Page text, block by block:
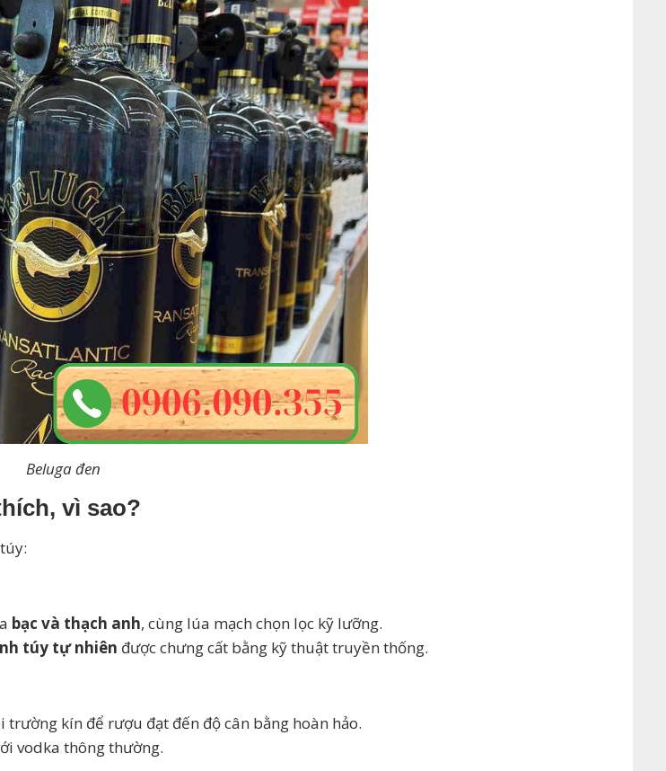
Beluga đen
vì sao?
bạc và thạch anh, cùng lúa mạch chọn lọc kỹ lưỡng.
túy tự nhiên được chưng cất bằng kỹ thuật truyền thống.
trường kín để rượu đạt đến độ cân bằng hoàn hảo.
vodka thông thường.